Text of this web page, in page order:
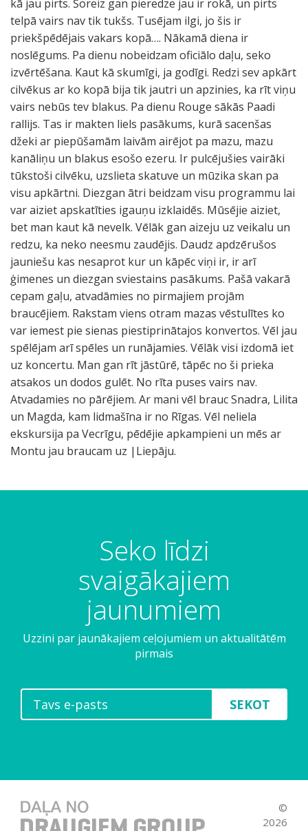
Seko līdzi
svaigākajiem
jaunumiem
Uzzini par jaunākajiem ceļojumiem un aktualitātēm
pirmais
SEKOT
©
2026